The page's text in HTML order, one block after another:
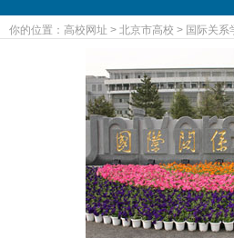
你的位置： 高校网址 > 北京市高校 > 国际关系